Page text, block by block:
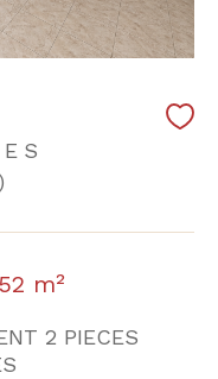
m²
2 PIECES